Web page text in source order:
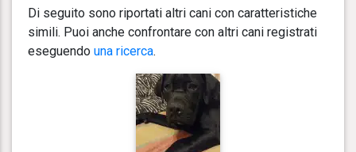
Di seguito sono riportati altri cani con caratteristiche
simili. Puoi anche confrontare con altri cani registrati
eseguendo una ricerca.